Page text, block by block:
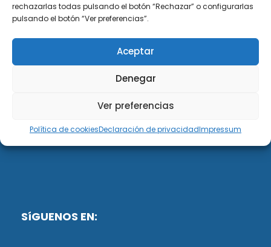
rechazarlas todas pulsando el botón “Rechazar” o configurarlas
pulsando el botón “Ver preferencias”.
Aceptar
Denegar
Ver preferencias
Política de cookiesDeclaración de privacidadImpressum
DiG ABOGADOS
DiG Abogados es un despacho de abogados
multidisciplinar especializado en las materias de
fiscalidad y mercantil. Llevamos más de 50 años al
SíGUENOS EN: